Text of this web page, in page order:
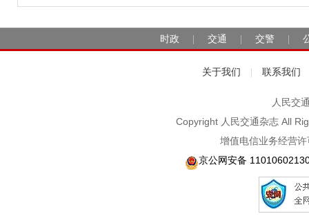
时政 交通 交警
关于我们 联系我们
人民交
Copyright 人民交通杂志 All
增值电信业务经营
京公网安备